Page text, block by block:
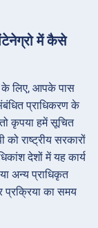
में कैसे
के लिए, आपके पास
प्राधिकरण के
कृपया हमें सूचित
राष्ट्रीय सरकारों
देशों में यह कार्य
अन्य प्राधिकृत
प्रक्रिया का समय